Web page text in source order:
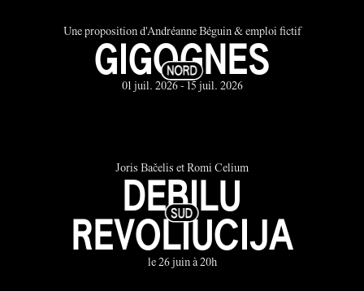
Une proposition d'Andréanne Béguin & emploi fictif
GIGOGNES
01 juil. 2026 - 15 juil. 2026
Joris Bačelis et Romi Celium
DEBILU
REVOLIUCIJA
le 26 juin à 20h